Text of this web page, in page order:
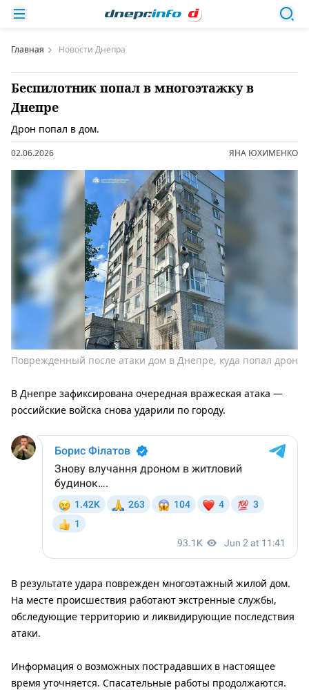
Главная Новости Днепра
Беспилотник попал в многоэтажку в
Днепре
Дрон попал в дом.
02.06.2026 ЯНА ЮХИМЕНКО
Поврежденный после атаки дом в Днепре, куда попал дрон
В Днепре зафиксирована очередная вражеская атака —
российские войска снова ударили по городу.
В результате удара поврежден многоэтажный жилой дом.
На месте происшествия работают экстренные службы,
обследующие территорию и ликвидирующие последствия
атаки.
Информация о возможных пострадавших в настоящее
время уточняется. Спасательные работы продолжаются.